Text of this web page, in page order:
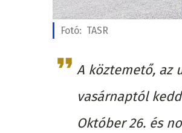
Fotó: TASR
A köztemető, az
vasárnaptól
Október 26. és